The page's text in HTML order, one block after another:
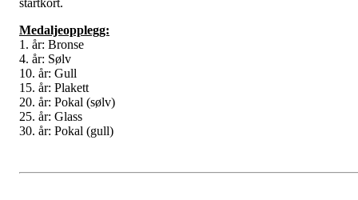
startkort.
Medaljeopplegg:
1. år: Bronse
4. år: Sølv
10. år: Gull
15. år: Plakett
20. år: Pokal (sølv)
25. år: Glass
30. år: Pokal (gull)